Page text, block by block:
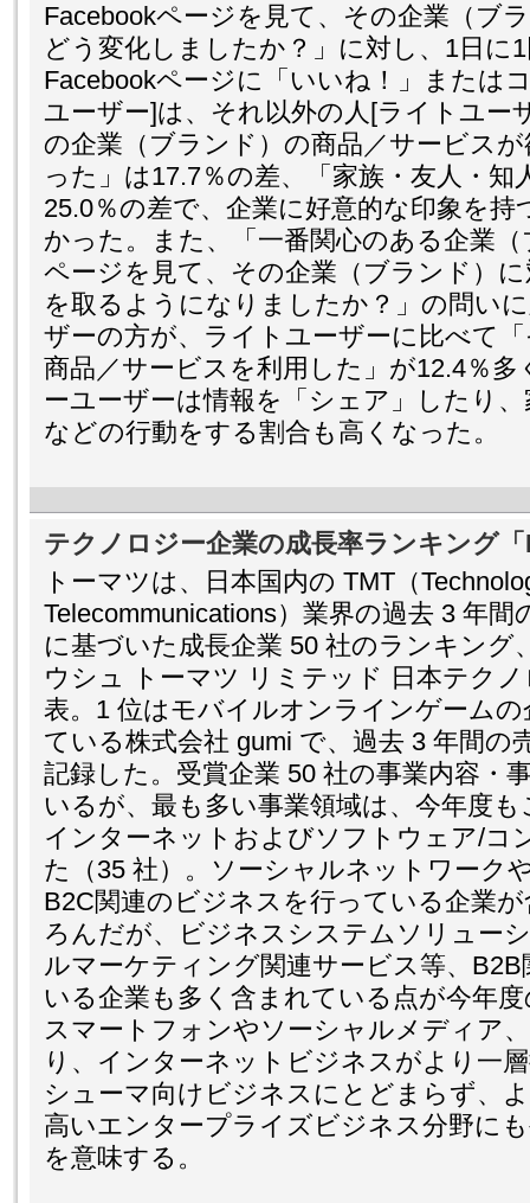
Facebookページを見て、その企業（ブ
どう変化しましたか？」に対し、1日に
Facebookページに「いいね！」または
ユーザー]は、それ以外の人[ライトユー
の企業（ブランド）の商品／サービス
った」は17.7％の差、「家族・友人・
25.0％の差で、企業に好意的な印象を
かった。また、「一番関心のある企業
ページを見て、その企業（ブランド）
を取るようになりましたか？」の問い
ザーの方が、ライトユーザーに比べて
商品／サービスを利用した」が12.4％
ーユーザーは情報を「シェア」したり
などの行動をする割合も高くなった。
テクノロジー企業の成長率ランキング
トーマツは、日本国内の TMT（
Telecommunications）業界の過去 3 年間
に基づいた成長企業 50 社のランキング
ウシュ トーマツ リミテッド 日本テク
表。1 位はモバイルオンラインゲーム
ている株式会社 gumi で、過去 3 年間の
記録した。受賞企業 50 社の事業内容・
いるが、最も多い事業領域は、今年度
インターネットおよびソフトウェア/コ
た（35 社）。ソーシャルネットワーク
B2C関連のビジネスを行っている企業
ろんだが、ビジネスシステムソリュー
ルマーケティング関連サービス等、
いる企業も多く含まれている点が今年
スマートフォンやソーシャルメディア
り、インターネットビジネスがより一
シューマ向けビジネスにとどまらず、
高いエンタープライズビジネス分野に
を意味する。